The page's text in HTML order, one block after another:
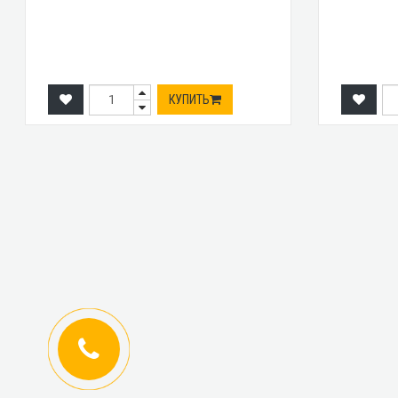
КУПИТЬ